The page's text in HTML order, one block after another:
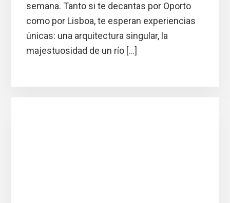
semana. Tanto si te decantas por Oporto
como por Lisboa, te esperan experiencias
únicas: una arquitectura singular, la
majestuosidad de un río […]